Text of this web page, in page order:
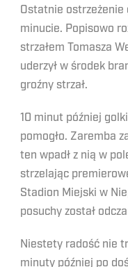
Ostatnie ostrzeżenie
minucie. Popisowo
strzałem Tomasza
uderzył w środek
groźny strzał.
10 minut później
pomogło. Zaremba
ten wpadł z nią w
strzelając
Stadion Miejski w
posuchy został
Niestety radość nie
minuty później po